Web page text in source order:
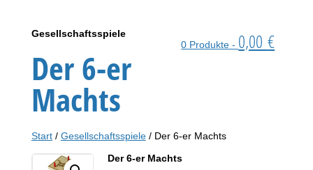
0 Produkte - 0,00€
Gesellschaftsspiele
Der 6-er
Machts
Start/ Gesellschaftsspiele/ Der 6-er Machts
Der 6-er Machts